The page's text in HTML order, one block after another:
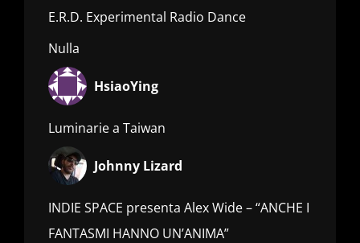
E.R.D. Experimental Radio Dance
Nulla
HsiaoYing
Luminarie a Taiwan
Johnny Lizard
INDIE SPACE presenta Alex Wide – “ANCHE I
FANTASMI HANNO UN’ANIMA”